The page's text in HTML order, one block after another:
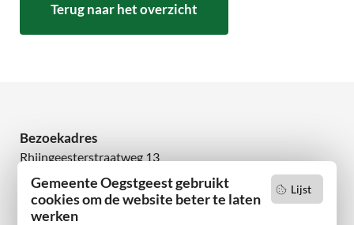
Lijst
Gemeente Oegstgeest gebruikt
cookies om de website beter te laten
werken
Terug naar het overzicht
Bezoekadres
Rhijngeesterstraatweg 13
2342 AN Oegstgeest
Wilt u niets missen?